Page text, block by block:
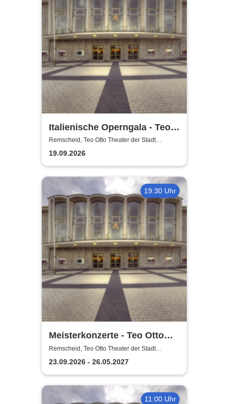
Italienische Operngala - Teo
Otto Theater der Stadt
Remscheid
Remscheid, Teo Otto Theater der Stadt
Remscheid
19.09.2026
19:30 Uhr
Meisterkonzerte - Teo Otto
Theater der Stadt Remscheid
Remscheid, Teo Otto Theater der Stadt
Remscheid
23.09.2026 - 26.05.2027
11:00 Uhr